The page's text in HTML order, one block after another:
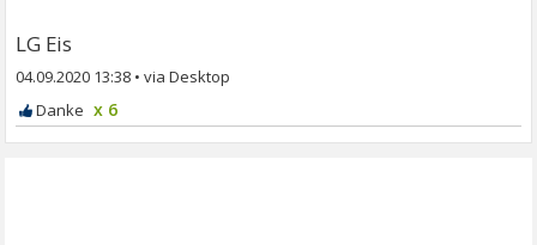
LG Eis
04.09.2020 13:38 •
x 6